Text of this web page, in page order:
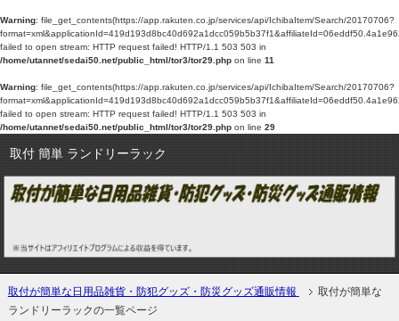
Warning: file_get_contents(https://app.rakuten.co.jp/services/api/IchibaItem/Search/20170706?
failed to open stream: HTTP request failed! HTTP/1.1 503 503 in
/home/utannet/sedai50.net/public_html/tor3/tor29.php on line 11
Warning: file_get_contents(https://app.rakuten.co.jp/services/api/IchibaItem/Search/20170706?
failed to open stream: HTTP request failed! HTTP/1.1 503 503 in
/home/utannet/sedai50.net/public_html/tor3/tor29.php on line 29
取付 簡単 ランドリーラック
取付が簡単な日用品雑貨・防犯グッズ・防災グッズ通販情報
取付が簡単な
ランドリーラックの一覧ページ